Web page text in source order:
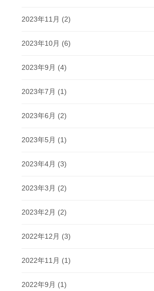
2023年11月 (2)
2023年10月 (6)
2023年9月 (4)
2023年7月 (1)
2023年6月 (2)
2023年5月 (1)
2023年4月 (3)
2023年3月 (2)
2023年2月 (2)
2022年12月 (3)
2022年11月 (1)
2022年9月 (1)